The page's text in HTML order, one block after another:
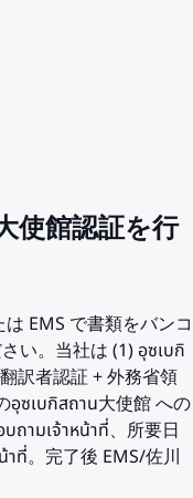
使館認証を行
EMS で書類をバンコ
い。当社は (1) อุซเบกิ
訳者認証 + 外務省領
อุซเบกิสถาน大使館 への
ถามเจ้าหน้าที่、所要日
าที่。完了後 EMS/佐川